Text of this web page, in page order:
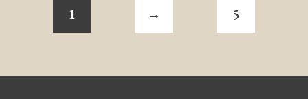
1 → 5